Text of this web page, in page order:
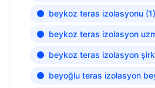
beykoz teras izolasyonu (1)
beykoz teras izolasyon
beykoz teras izolasyon
beyoğlu teras izolasyon